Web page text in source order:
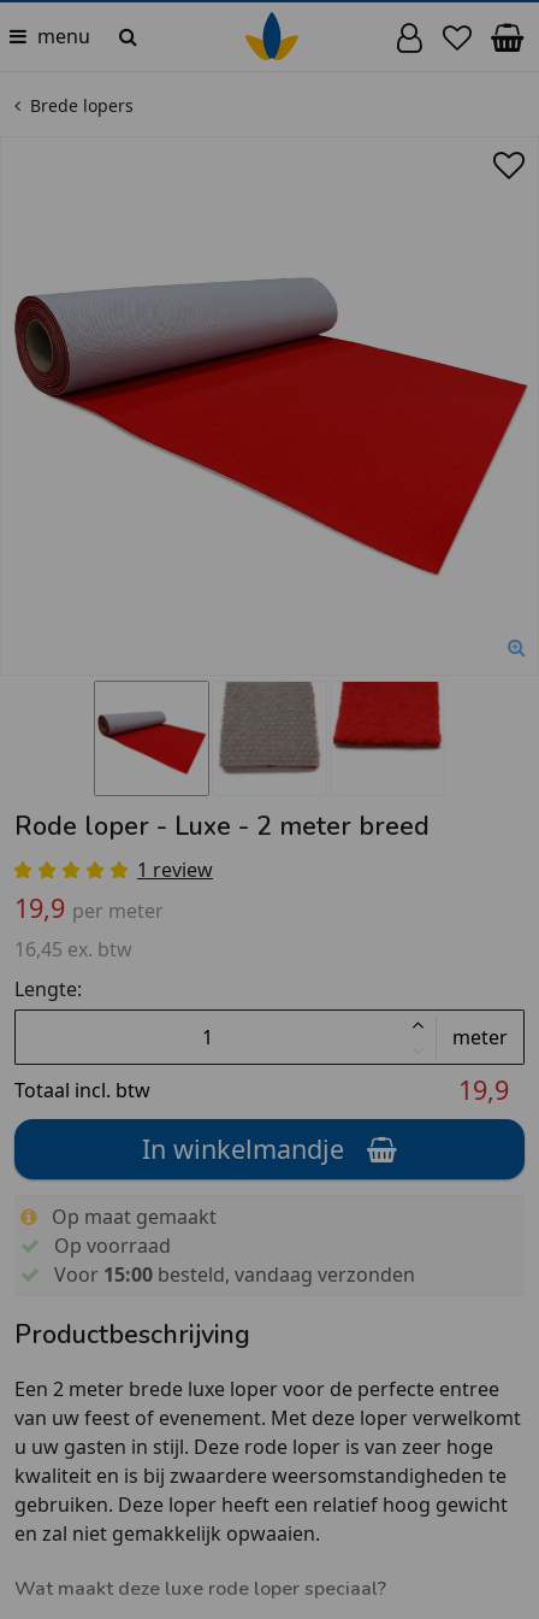
menu
Brede lopers
Rode loper - Luxe - 2 meter breed
1 review
19,9 per meter
16,45 ex. btw
Lengte:
meter
Totaal incl. btw
19,9
In winkelmandje
Op maat gemaakt
Op voorraad
Voor 15:00besteld, vandaag verzonden
Productbeschrijving
Een 2 meter brede luxe loper voor de perfecte entree
van uw feest of evenement. Met deze loper verwelkomt
u uw gasten in stijl. Deze rode loper is van zeer hoge
kwaliteit en is bij zwaardere weersomstandigheden te
gebruiken. Deze loper heeft een relatief hoog gewicht
en zal niet gemakkelijk opwaaien.
Wat maakt deze luxe rode loper speciaal?